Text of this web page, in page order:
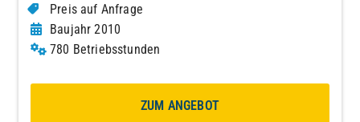
Preis auf Anfrage
Baujahr 2010
780 Betriebsstunden
ZUM ANGEBOT